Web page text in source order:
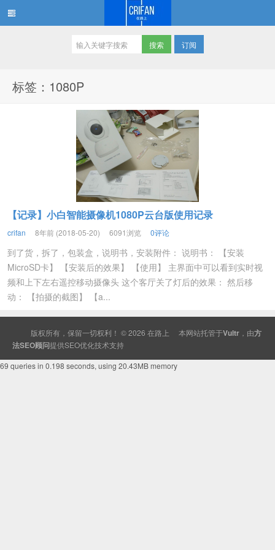
订阅
标签：1080P
【记录】小白智能摄像机1080P云台版使用记录
crifan 8年前 (2018-05-20) 6091浏览 0评论
到了货，拆了，包装盒，说明书，安装附件： 说明书： 【安装
MicroSD卡】 【安装后的效果】 【使用】 主界面中可以看到实时视
频和上下左右遥控移动摄像头 这个客厅关了灯后的效果： 然后移
动： 【拍摄的截图】 【a...
版权所有，保留一切权利！ © 2026 在路上 本网站托管于Vultr ，由方
法SEO顾问提供SEO优化技术支持
69 queries in 0.198 seconds, using 20.43MB memory